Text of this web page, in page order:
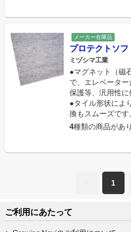
メーカー在庫品
プロテクトソフ
ミヅシマ工業
●マグネット（磁
で、エレベータ
保護等、汎用性に
●タイル形状によ
換もスムーズです
4種類の商品があ
1
ご利用にあたって